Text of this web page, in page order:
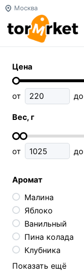
Москва
Цена
от до
Вес, г
от до
Аромат
Малина
Яблоко
Ванильный
Пина колада
Клубника
Показать ещё